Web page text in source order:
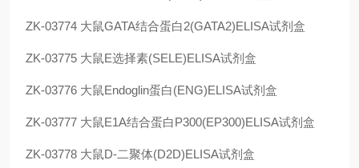
ZK-03774 大鼠GATA结合蛋白2(GATA2)ELISA试剂盒
ZK-03775 大鼠E选择素(SELE)ELISA试剂盒
ZK-03776 大鼠Endoglin蛋白(ENG)ELISA试剂盒
ZK-03777 大鼠E1A结合蛋白P300(EP300)ELISA试剂盒
ZK-03778 大鼠D-二聚体(D2D)ELISA试剂盒